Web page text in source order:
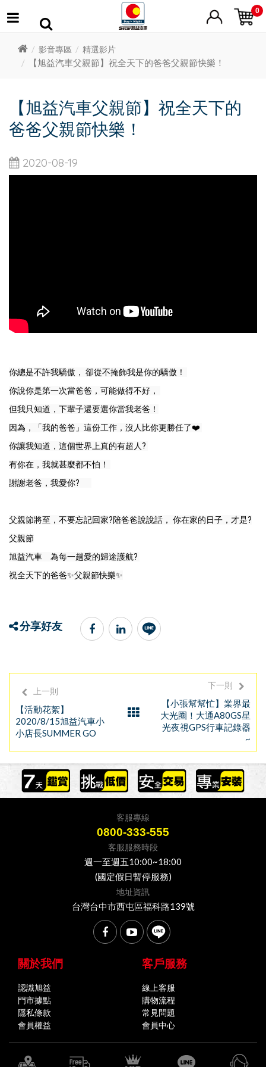
0
影音專區 精選影片
【旭益汽車父親節】祝全天下的爸爸父親節快樂！
【旭益汽車父親節】祝全天下的
爸爸父親節快樂！
2020-08-19
你總是不許我驕傲， 卻從不掩飾我是你的驕傲！
你說你是第一次當爸爸，可能做得不好，
但我只知道，下輩子還要選你當我老爸！
因為，「我的爸爸」這份工作，沒人比你更勝任了❤️
你讓我知道，這個世界上真的有超人?
有你在，我就甚麼都不怕！
謝謝老爸，我愛你?
父親節將至，不要忘記回家?陪爸爸說說話， 你在家的日子，才是?
父親節
旭益汽車　為每一趟愛的歸途護航?
祝全天下的爸爸✨父親節快樂✨
分享好友
上一則
【活動花絮】
2020/8/15旭益汽車小
小店長SUMMER GO
下一則
【小張幫幫忙】業界最
大光圈！大通A80GS星
光夜視GPS行車記錄器
~
客服專線
0800-333-555
客服服務時段
週一至週五10:00~18:00
(國定假日暫停服務)
地址資訊
台灣台中市西屯區福科路139號
關於我們
認識旭益
門市據點
隱私條款
會員權益
客戶服務
線上客服
購物流程
常見問題
會員中心